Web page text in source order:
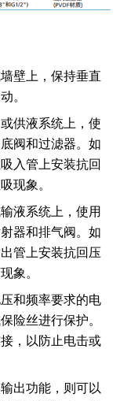
壁上，保持垂直
。
供液系统上，使
阀和过滤器。如
入管上安装抗回
现象。
液系统上，使用
器和排气阀。如
管上安装抗回压
象。
和频率要求的电
险丝进行保护。
，以防止电击或
出功能，则可以